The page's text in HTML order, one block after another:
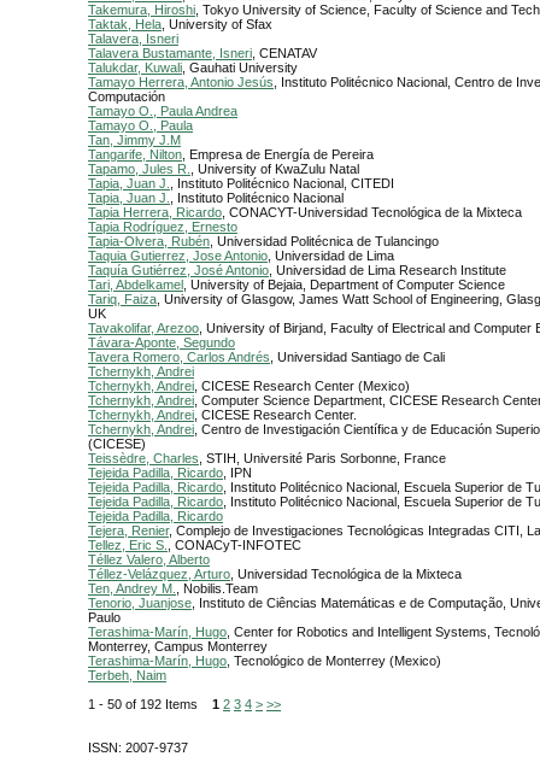
Takemura, Hiroshi , Tokyo University of Science, Faculty of Science and
Taktak, Hela , University of Sfax
Talavera, Isneri
Talavera Bustamante, Isneri , CENATAV
Talukdar, Kuwali , Gauhati University
Tamayo Herrera, Antonio Jesús , Instituto Politécnico Nacional, Centro de
Computación
Tamayo O., Paula Andrea
Tamayo O., Paula
Tan, Jimmy J.M
Tangarife, Nilton , Empresa de Energía de Pereira
Tapamo, Jules R.
, University of KwaZulu Natal
Tapia, Juan J.
, Instituto Politécnico Nacional, CITEDI
Tapia, Juan J.
, Instituto Politécnico Nacional
Tapia Herrera, Ricardo , CONACYT-Universidad Tecnológica de la Mixteca
Tapia Rodríguez, Ernesto
Tapia-Olvera, Rubén , Universidad Politécnica de Tulancingo
Taquia Gutierrez, Jose Antonio , Universidad de Lima
Taquía Gutiérrez, José Antonio , Universidad de Lima Research Institute
Tari, Abdelkamel
, University of Bejaia, Department of Computer Science
Tariq, Faiza , University of Glasgow, James Watt School of Engineering,
UK
Tavakolifar, Arezoo , University of Birjand, Faculty of Electrical and Computer
Távara-Aponte, Segundo
Tavera Romero, Carlos Andrés , Universidad Santiago de Cali
Tchernykh, Andrei
Tchernykh, Andrei , CICESE Research Center (Mexico)
Tchernykh, Andrei , Computer Science Department, CICESE Research
Tchernykh, Andrei , CICESE Research Center.
Tchernykh, Andrei , Centro de Investigación Científica y de Educación
(CICESE)
Teissèdre, Charles , STIH, Université Paris Sorbonne, France
Tejeida Padilla, Ricardo , IPN
Tejeida Padilla, Ricardo , Instituto Politécnico Nacional, Escuela Superior de
Tejeida Padilla, Ricardo , Instituto Politécnico Nacional, Escuela Superior de
Tejeida Padilla, Ricardo
Tejera, Renier, Complejo de Investigaciones Tecnológicas Integradas CITI,
Tellez, Eric S.
, CONACyT-INFOTEC
Téllez Valero, Alberto
Téllez-Velázquez, Arturo , Universidad Tecnológica de la Mixteca
Ten, Andrey M.
, Nobilis.Team
Tenorio, Juanjose , Instituto de Ciências Matemáticas e de Computação,
Paulo
Terashima-Marín, Hugo , Center for Robotics and Intelligent Systems,
Monterrey, Campus Monterrey
Terashima-Marín, Hugo , Tecnológico de Monterrey (Mexico)
Terbeh, Naim
1 - 50 of 192 Items 1 2 3 4 > >>
ISSN: 2007-9737